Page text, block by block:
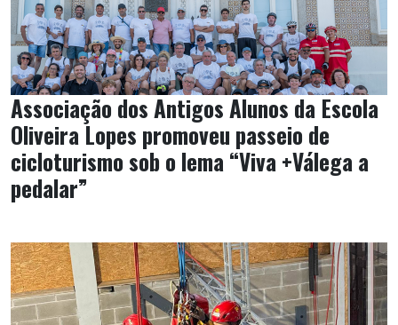
Associação dos Antigos Alunos da Escola
Oliveira Lopes promoveu passeio de
cicloturismo sob o lema “Viva +Válega a
pedalar”